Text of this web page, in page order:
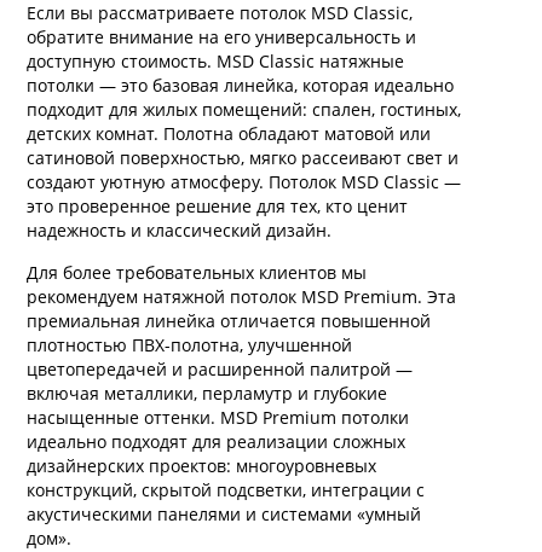
Если вы рассматриваете потолок MSD Classic,
обратите внимание на его универсальность и
доступную стоимость. MSD Classic натяжные
потолки — это базовая линейка, которая идеально
подходит для жилых помещений: спален, гостиных,
детских комнат. Полотна обладают матовой или
сатиновой поверхностью, мягко рассеивают свет и
создают уютную атмосферу. Потолок MSD Classic —
это проверенное решение для тех, кто ценит
надежность и классический дизайн.
Для более требовательных клиентов мы
рекомендуем натяжной потолок MSD Premium. Эта
премиальная линейка отличается повышенной
плотностью ПВХ-полотна, улучшенной
цветопередачей и расширенной палитрой —
включая металлики, перламутр и глубокие
насыщенные оттенки. MSD Premium потолки
идеально подходят для реализации сложных
дизайнерских проектов: многоуровневых
конструкций, скрытой подсветки, интеграции с
акустическими панелями и системами «умный
дом».